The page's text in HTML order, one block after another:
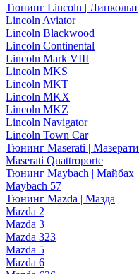
Тюнинг Lincoln | Линкольн
Lincoln Aviator
Lincoln Blackwood
Lincoln Continental
Lincoln Mark VIII
Lincoln MKS
Lincoln MKT
Lincoln MKX
Lincoln MKZ
Lincoln Navigator
Lincoln Town Car
Тюнинг Maserati | Мазерати
Maserati Quattroporte
Тюнинг Maybach | Майбах
Maybach 57
Тюнинг Mazda | Мазда
Mazda 2
Mazda 3
Mazda 323
Mazda 5
Mazda 6